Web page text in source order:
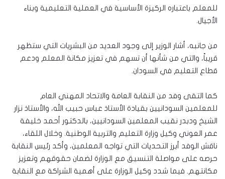
للمعلم باعتباره الركيزة الأساسية في العملية التعليمية وبناء
الأجيال.
من جانبه، أشار الوزير إلى وجود العديد من البشريات التي ستظهر
قريباً، والتي من شأنها أن تسهم في تعزيز مكانة المعلم ودعم
قطاع التعليم في السودان.
كما التقى وفد من النقابة العامة والاتحاد المهني العام
للمعلمين السودانيين بقيادة الأستاذ عباس حبيب الله، والأستاذ نزار
الشيخ ودبدر نقيب المعلمين السودانيين، بالدكتور أحمد خليفة
عمر العوني وكيل وزارة التعليم والتربية الوطنية. وخلال اللقاء،
ناقش الوفد أبرز التحديات التي تواجه المعلمين، وأكد رئيس النقابة
حرصه على مواصلة التنسيق مع الوزارة لضمان حقوقهم وتعزيز
مكانتهم. فيما شدد وكيل الوزارة على أهمية الشراكة مع النقابة